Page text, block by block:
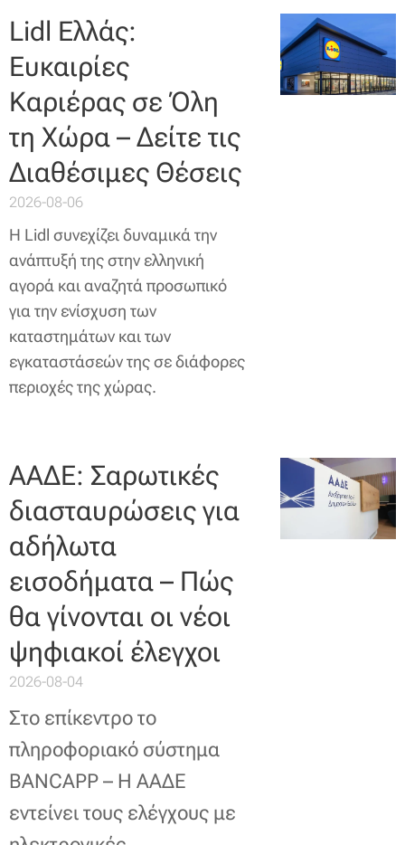
Lidl Ελλάς:
Ευκαιρίες
Καριέρας σε Όλη
τη Χώρα – Δείτε τις
Διαθέσιμες Θέσεις
2026-08-06
Η Lidl συνεχίζει δυναμικά την
ανάπτυξή της στην ελληνική
αγορά και αναζητά προσωπικό
για την ενίσχυση των
καταστημάτων και των
εγκαταστάσεών της σε διάφορες
περιοχές της χώρας.
ΑΑΔΕ: Σαρωτικές
διασταυρώσεις για
αδήλωτα
εισοδήματα – Πώς
θα γίνονται οι νέοι
ψηφιακοί έλεγχοι
2026-08-04
Στο επίκεντρο το
πληροφοριακό σύστημα
BANCAPP – Η ΑΑΔΕ
εντείνει τους ελέγχους με